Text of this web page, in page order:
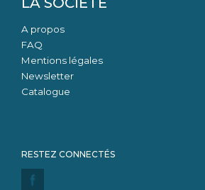
A propos
FAQ
Mentions légales
Newsletter
Catalogue